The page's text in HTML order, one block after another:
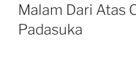
Malam Dari Atas
Padasuka